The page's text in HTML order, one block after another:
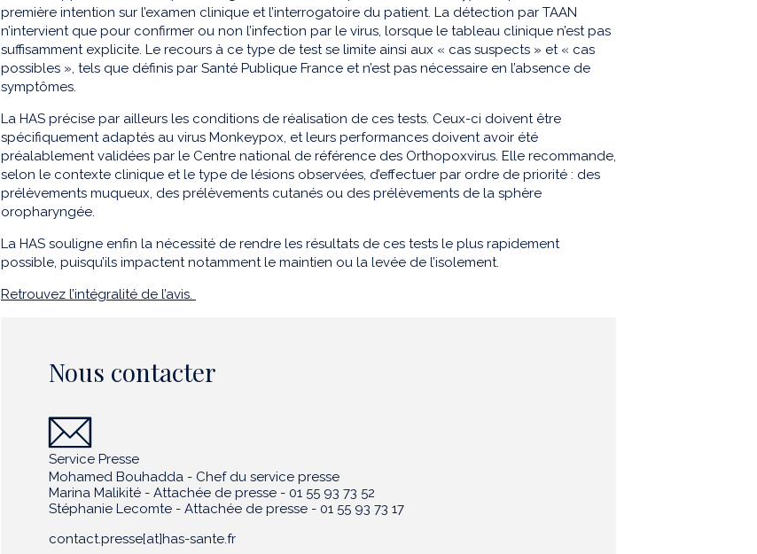
première intention sur l’examen clinique et l’interrogatoire du patient. La détection par TAAN
n’intervient que pour confirmer ou non l’infection par le virus, lorsque le tableau clinique n’est pas
suffisamment explicite. Le recours à ce type de test se limite ainsi aux « cas suspects » et « cas
possibles », tels que définis par Santé Publique France et n’est pas nécessaire en l’absence de
symptômes.
La HAS précise par ailleurs les conditions de réalisation de ces tests. Ceux-ci doivent être
spécifiquement adaptés au virus Monkeypox, et leurs performances doivent avoir été
préalablement validées par le Centre national de référence des Orthopoxvirus. Elle recommande,
selon le contexte clinique et le type de lésions observées, d’effectuer par ordre de priorité : des
prélèvements muqueux, des prélèvements cutanés ou des prélèvements de la sphère
oropharyngée.
La HAS souligne enfin la nécessité de rendre les résultats de ces tests le plus rapidement
possible, puisqu’ils impactent notamment le maintien ou la levée de l’isolement.
Retrouvez l’intégralité de l’avis.
Nous contacter
Service Presse
Mohamed Bouhadda - Chef du service presse
Marina Malikité - Attachée de presse - 01 55 93 73 52
Stéphanie Lecomte - Attachée de presse - 01 55 93 73 17
contact.presse[at]has-sante.fr